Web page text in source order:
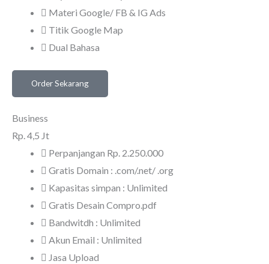
Materi Google/ FB & IG Ads
Titik Google Map
Dual Bahasa
Order Sekarang
Business
Rp.4,5 Jt
Perpanjangan Rp. 2.250.000
Gratis Domain : .com/.net/ .org
Kapasitas simpan : Unlimited
Gratis Desain Compro.pdf
Bandwitdh : Unlimited
Akun Email : Unlimited
Jasa Upload